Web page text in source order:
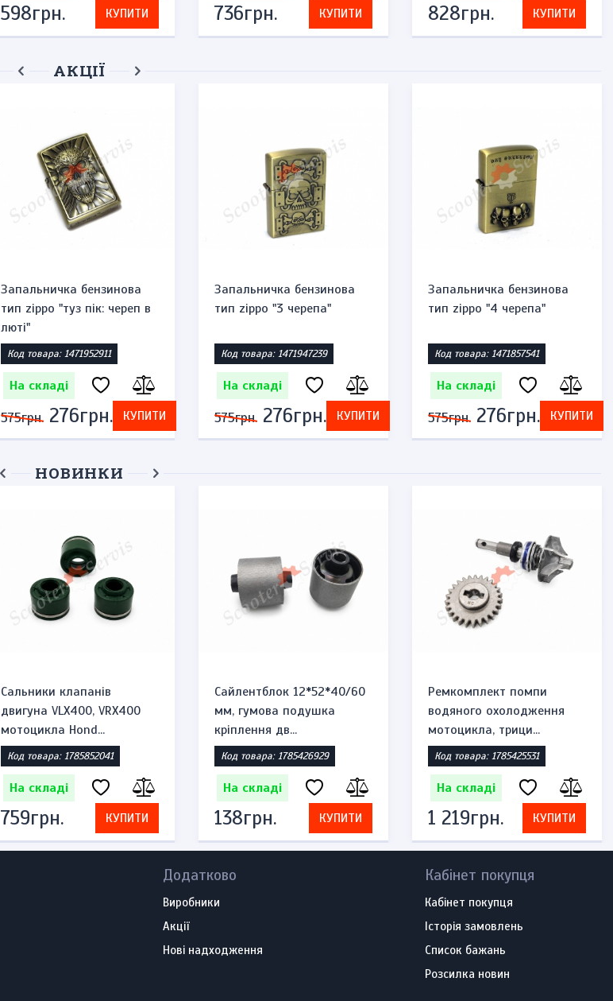
598грн. КУПИТИ 736грн. КУПИТИ 828грн. КУПИТИ
АКЦІЇ
Запальничка бензинова
тип zippo "туз пік: череп в
люті"
Код товара: 1471952911
На складі
575грн. 276грн. КУПИТИ
Запальничка бензинова
тип zippo "3 черепа"
Код товара: 1471947239
На складі
575грн. 276грн. КУПИТИ
Запальничка бензинова
тип zippo "4 черепа"
Код товара: 1471857541
На складі
575грн. 276грн. КУПИТИ
НОВИНКИ
Сальники клапанів
двигуна VLX400, VRX400
мотоцикла Hond...
Код товара: 1785852041
На складі
759грн. КУПИТИ
Сайлентблок 12*52*40/60
мм, гумова подушка
кріплення дв...
Код товара: 1785426929
На складі
138грн. КУПИТИ
Ремкомплект помпи
водяного охолодження
мотоцикла, трици...
Код товара: 1785425531
На складі
1 219грн. КУПИТИ
Додатково
Виробники
Акції
Нові надходження
Кабінет покупця
Кабінет покупця
Історія замовлень
Список бажань
Розсилка новин